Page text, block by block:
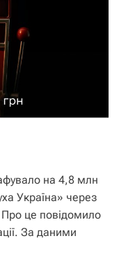
на 4,8 млн
Україна» через
це повідомило
За даними